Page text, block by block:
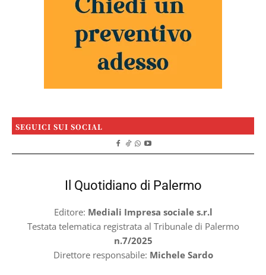
SEGUICI SUI SOCIAL
Il Quotidiano di Palermo
Editore: Mediali Impresa sociale s.r.l
Testata telematica registrata al Tribunale di Palermo
n.7/2025
Direttore responsabile: Michele Sardo